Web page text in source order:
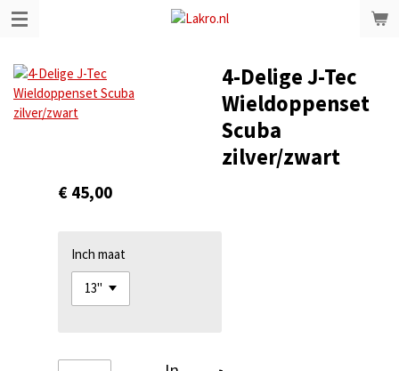
Ga
de
hoofdinhoud
4-Delige J-Tec
Wieldoppenset
Scuba
zilver/zwart
€ 45,00
Inch maat